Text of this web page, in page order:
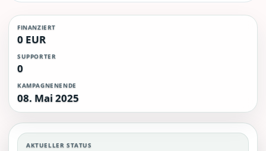
FINANZIERT
0 EUR
SUPPORTER
0
KAMPAGNENENDE
08. Mai 2025
AKTUELLER STATUS